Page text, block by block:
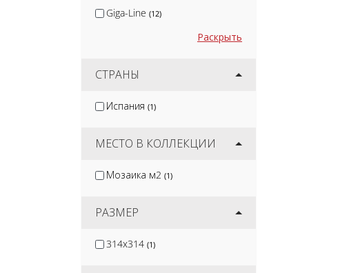
Giga-Line (12)
Isla (14)
Jano Tiles(17)
Раскрыть
СТРАНЫ
Испания (1)
МЕСТО В КОЛЛЕКЦИИ
Мозаика м2 (1)
РАЗМЕР
314x314 (1)